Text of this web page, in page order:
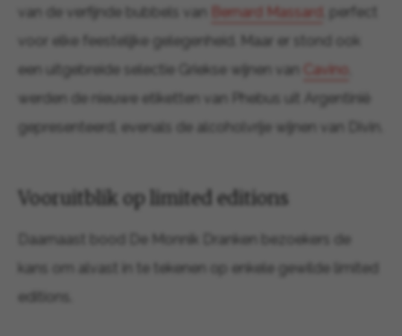
van de verfijnde bubbels van
Bernard Massard
, perfect
voor elke feestelijke gelegenheid. Maar er stond ook
een uitgebreide selectie Griekse wijnen van
Cavino
werden de nieuwe etiketten van Phebus uit Argentinië
gepresenteerd, evenals de alcoholvrije wijnen van Divin.
Vooruitblik op limited editions
Daarnaast bood De Monnik Dranken bezoekers de
kans om alvast in te tekenen op enkele gewilde limited
editions.